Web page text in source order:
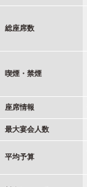
総座席数
喫煙・禁煙
座席情報
最大宴会人数
平均予算